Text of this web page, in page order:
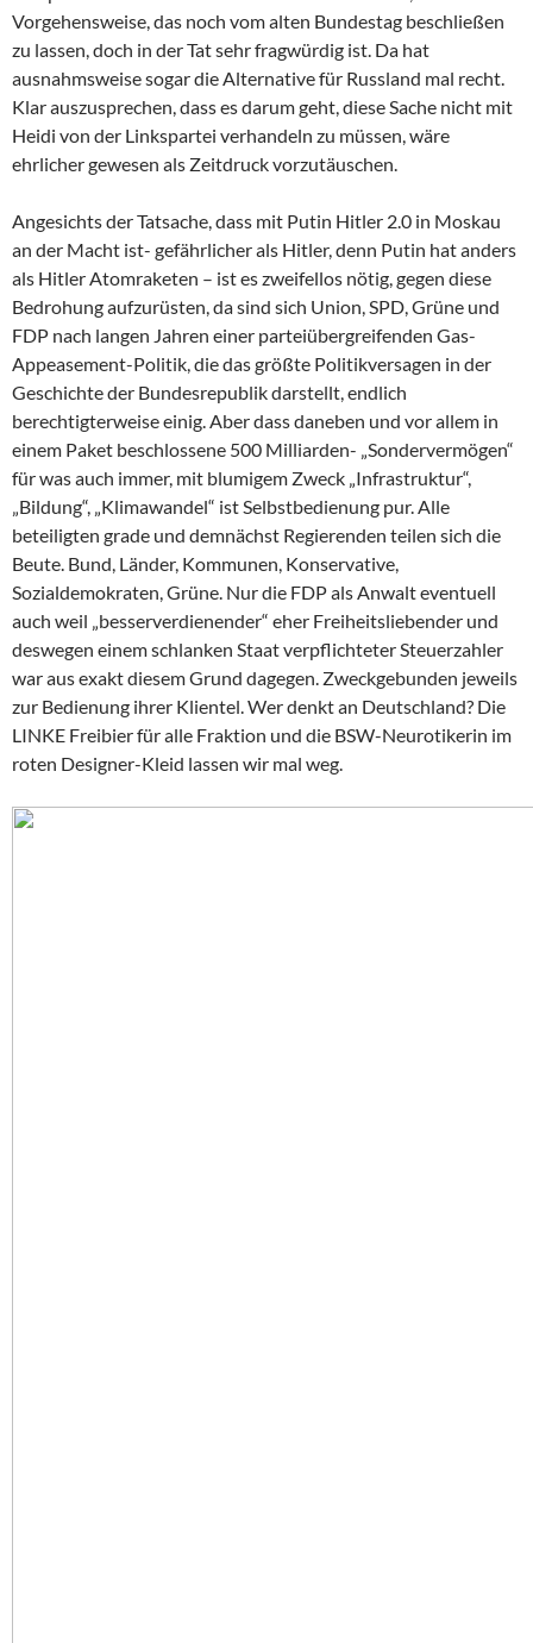
Vorgehensweise, das noch vom alten Bundestag beschließen
zu lassen, doch in der Tat sehr fragwürdig ist. Da hat
ausnahmsweise sogar die Alternative für Russland mal recht.
Klar auszusprechen, dass es darum geht, diese Sache nicht mit
Heidi von der Linkspartei verhandeln zu müssen, wäre
ehrlicher gewesen als Zeitdruck vorzutäuschen.
Angesichts der Tatsache, dass mit Putin Hitler 2.0 in Moskau
an der Macht ist- gefährlicher als Hitler, denn Putin hat anders
als Hitler Atomraketen – ist es zweifellos nötig, gegen diese
Bedrohung aufzurüsten, da sind sich Union, SPD, Grüne und
FDP nach langen Jahren einer parteiübergreifenden Gas-
Appeasement-Politik, die das größte Politikversagen in der
Geschichte der Bundesrepublik darstellt, endlich
berechtigterweise einig. Aber dass daneben und vor allem in
einem Paket beschlossene 500 Milliarden- „Sondervermögen“
für was auch immer, mit blumigem Zweck „Infrastruktur“,
„Bildung“, „Klimawandel“ ist Selbstbedienung pur. Alle
beteiligten grade und demnächst Regierenden teilen sich die
Beute. Bund, Länder, Kommunen, Konservative,
Sozialdemokraten, Grüne. Nur die FDP als Anwalt eventuell
auch weil „besserverdienender“ eher Freiheitsliebender und
deswegen einem schlanken Staat verpflichteter Steuerzahler
war aus exakt diesem Grund dagegen. Zweckgebunden jeweils
zur Bedienung ihrer Klientel. Wer denkt an Deutschland? Die
LINKE Freibier für alle Fraktion und die BSW-Neurotikerin im
roten Designer-Kleid lassen wir mal weg.